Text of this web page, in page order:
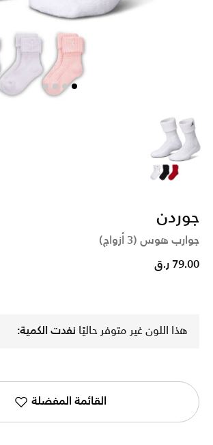
أسود
جوردن
جوارب هوس (3 أزواج)
79.00 ر.ق
هذا اللون غير متوفر حاليًا نفدت الكمية:
القائمة المفضلة